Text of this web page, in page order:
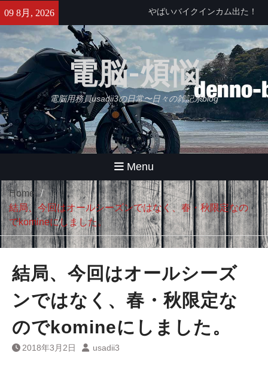
content
09 8月, 2026
せっかくなのでObsidianをもう
少し使ってみる・・・【追記】
と、思ったけどやっぱムリ。
久々にB2さんとラーメンツー
やばいバイクインカム出た！
Daytona Reso Pilot PRO
電脳-煩悩
電脳用務員usadii3の日常〜日々の雑記系blog
Menu
Home
結局、今回はオールシーズンではなく、春・秋限定なの
でkomineにしました。
結局、今回はオールシーズ
ンではなく、春・秋限定な
のでkomineにしました。
2018年3月2日 usadii3